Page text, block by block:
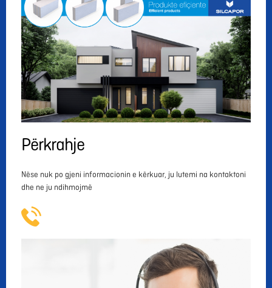
Përkrahje
Nëse nuk po gjeni informacionin e kërkuar, ju lutemi na kontaktoni
dhe ne ju ndihmojmë